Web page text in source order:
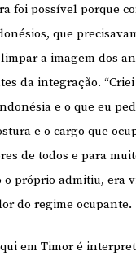
foi possível porque
que
a imagem dos
da integração.
e o que eu
e o cargo que
de todos e para
o próprio admitiu, era
do regime ocupante.
em Timor é